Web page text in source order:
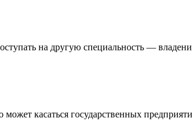
на другую специальность —
касаться государственных